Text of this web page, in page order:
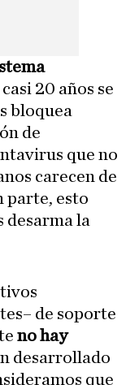
20 años se
bloquea
de
que no
carecen de
parte, esto
desarma la
de soporte
no hay
desarrollado
que